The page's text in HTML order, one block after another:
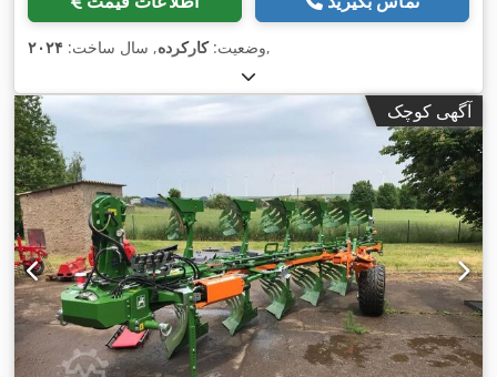
وضعیت:کارکرده, سال ساخت: ۲۰۲۴ ,
آگهی کوچک